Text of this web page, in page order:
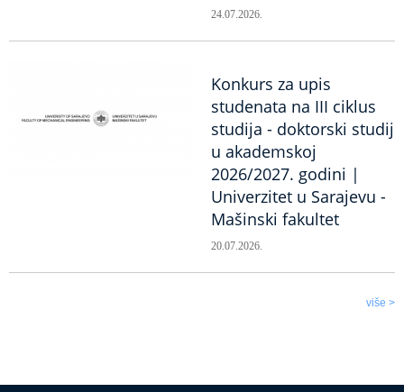
24.07.2026.
Konkurs za upis
studenata na III ciklus
studija - doktorski studij
u akademskoj
2026/2027. godini |
Univerzitet u Sarajevu -
Mašinski fakultet
20.07.2026.
više >